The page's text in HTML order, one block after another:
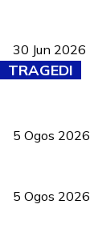
30 Jun 2026
TRAGEDI
5 Ogos 2026
5 Ogos 2026